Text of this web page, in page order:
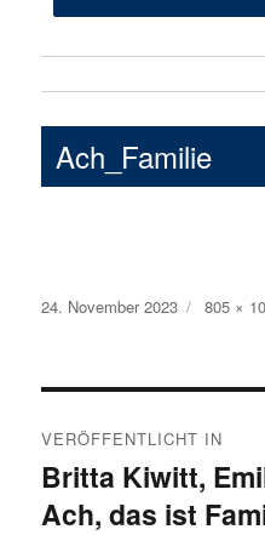
Ach_Familie
Veröffentlicht
24. November 2023
Volle
805 ×
VERÖFFENTLICHT IN
Britta Kiwitt,
Ach, das ist